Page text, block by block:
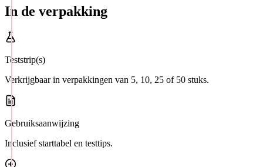
In de verpakking
Teststrip(s)
Verkrijgbaar in verpakkingen van 5, 10, 25 of 50 stuks.
Gebruiksaanwijzing
Inclusief starttabel en testtips.